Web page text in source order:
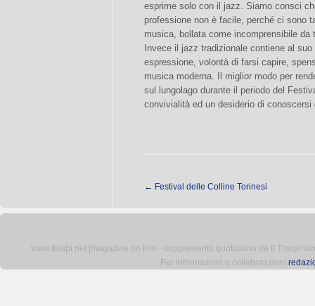
esprime solo con il jazz. Siamo consci
professione non è facile, perché ci sono
musica, bollata come incomprensibile
Invece il jazz tradizionale contiene al
espressione, volontà di farsi capire,
musica moderna. Il miglior modo per
sul lungolago durante il periodo del
convivialità ed un desiderio di conoscersi
← Festival delle Colline Torinesi
www.traspi.net [magazine on line - supplemento quotidiano de Il
Per informazioni e collaborazioni